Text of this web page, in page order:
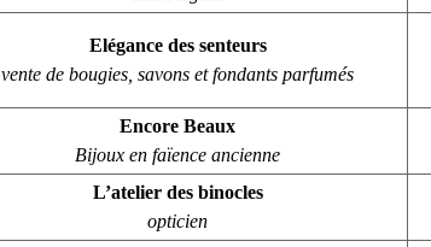
Elégance des senteurs
vente de bougies, savons et fondants parfumés
Encore Beaux
Bijoux en faïence ancienne
L’atelier des binocles
opticien